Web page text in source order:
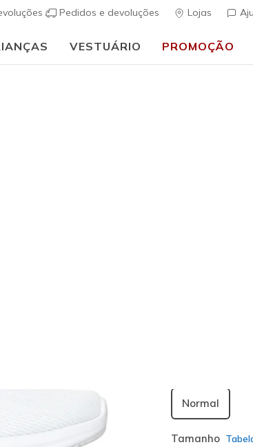
Pedidos e devoluções Lojas
VESTUÁRIO PROMOÇÃO
Normal
Tamanho